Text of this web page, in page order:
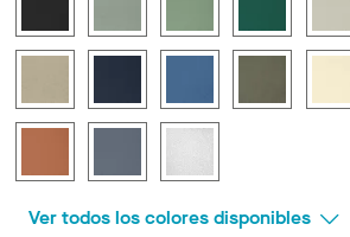
Ver todos los colores disponibles